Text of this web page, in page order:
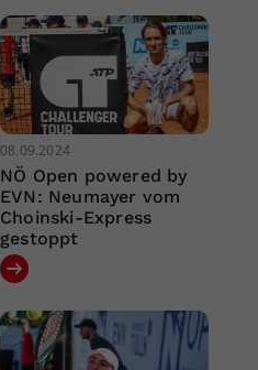
08.09.2024
NÖ Open powered by
EVN: Neumayer vom
Choinski-Express
gestoppt